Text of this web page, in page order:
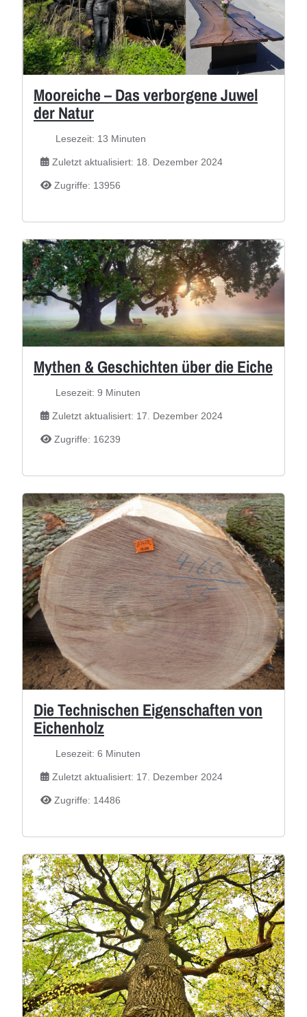
Mooreiche – Das verborgene Juwel
der Natur
Lesezeit: 13 Minuten
Zuletzt aktualisiert: 18. Dezember 2024
Zugriffe: 13956
Mythen & Geschichten über die Eiche
Lesezeit: 9 Minuten
Zuletzt aktualisiert: 17. Dezember 2024
Zugriffe: 16239
Die Technischen Eigenschaften von
Eichenholz
Lesezeit: 6 Minuten
Zuletzt aktualisiert: 17. Dezember 2024
Zugriffe: 14486